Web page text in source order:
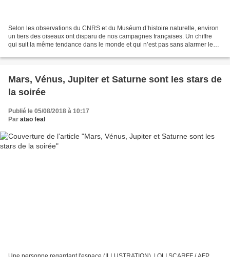
Selon les observations du CNRS et du Muséum d’histoire naturelle, environ
un tiers des oiseaux ont disparu de nos campagnes françaises. Un chiffre
qui suit la même tendance dans le monde et qui n’est pas sans alarmer les
Mars, Vénus, Jupiter et Saturne sont les stars de
la soirée
Publié le 05/08/2018 à 10:17
Par atao feal